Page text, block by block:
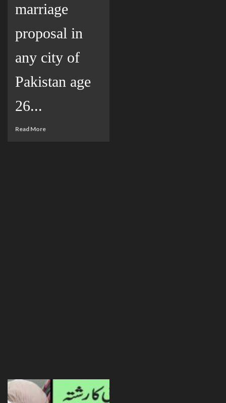
marriage
proposal in
any city of
Pakistan age
26...
Read More